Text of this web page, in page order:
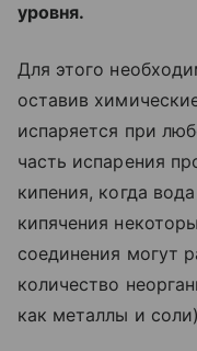
уровня.
Для этого
оставив
испаряется при
часть испарения
кипения, когда
кипячения
соединения могут
количество
как металлы и